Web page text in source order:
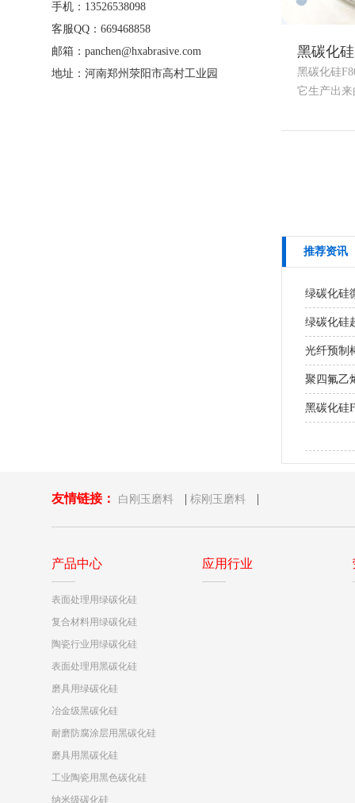
手机：13526538098
客服QQ：669468858
邮箱：panchen@hxabrasive.com
地址：河南郑州荥阳市高村工业园
黑碳化
黑碳化硅
它生产出
推荐资讯
绿碳化硅
绿碳化硅
光纤预制
聚四氟乙
黑碳化硅
研磨
友情链接： 白刚玉磨料 | 棕刚玉磨料 |
产品中心
表面处理用绿碳化硅
复合材料用绿碳化硅
陶瓷行业用绿碳化硅
表面处理用黑碳化硅
磨具用绿碳化硅
冶金级黑碳化硅
耐磨防腐涂层用黑碳化硅
磨具用黑碳化硅
工业陶瓷用黑色碳化硅
纳米级碳化硅
应用行业